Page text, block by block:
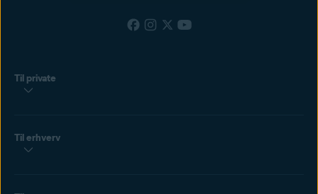
Til private
Til erhverv